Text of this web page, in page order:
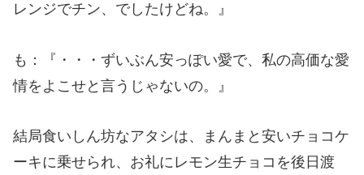
レンジでチン、でしたけどね。』
も：『・・・ずいぶん安っぽい愛で、私の高価な愛
情をよこせと言うじゃないの。』
結局食いしん坊なアタシは、まんまと安いチョコケ
ーキに乗せられ、お礼にレモン生チョコを後日渡